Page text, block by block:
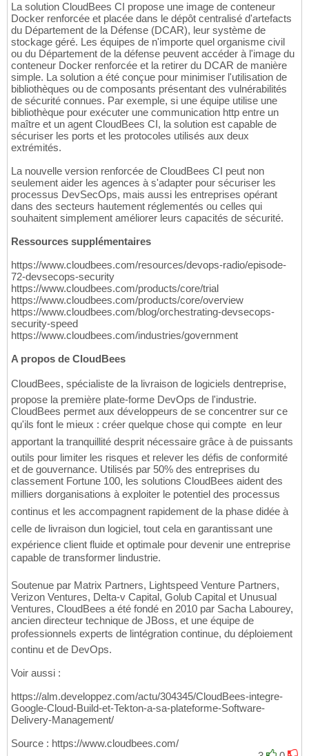
La solution CloudBees CI propose une image de conteneur
Docker renforcée et placée dans le dépôt centralisé d'artefacts
du Département de la Défense (DCAR), leur système de
stockage géré. Les équipes de n'importe quel organisme civil
ou du Département de la défense peuvent accéder à l'image du
conteneur Docker renforcée et la retirer du DCAR de manière
simple. La solution a été conçue pour minimiser l'utilisation de
bibliothèques ou de composants présentant des vulnérabilités
de sécurité connues. Par exemple, si une équipe utilise une
bibliothèque pour exécuter une communication http entre un
maître et un agent CloudBees CI, la solution est capable de
sécuriser les ports et les protocoles utilisés aux deux
extrémités.
La nouvelle version renforcée de CloudBees CI peut non
seulement aider les agences à s'adapter pour sécuriser les
processus DevSecOps, mais aussi les entreprises opérant
dans des secteurs hautement réglementés ou celles qui
souhaitent simplement améliorer leurs capacités de sécurité.
Ressources supplémentaires
https://www.cloudbees.com/resources/devops-radio/episode-
72-devsecops-security
https://www.cloudbees.com/products/core/trial
https://www.cloudbees.com/products/core/overview
https://www.cloudbees.com/blog/orchestrating-devsecops-
security-speed
https://www.cloudbees.com/industries/government
A propos de CloudBees
CloudBees, spécialiste de la livraison de logiciels dentreprise,
propose la première plate-forme DevOps de l'industrie.
CloudBees permet aux développeurs de se concentrer sur ce
qu'ils font le mieux : créer quelque chose qui compte  en leur
apportant la tranquillité desprit nécessaire grâce à de puissants
outils pour limiter les risques et relever les défis de conformité
et de gouvernance. Utilisés par 50% des entreprises du
classement Fortune 100, les solutions CloudBees aident des
milliers dorganisations à exploiter le potentiel des processus
continus et les accompagnent rapidement de la phase didée à
celle de livraison dun logiciel, tout cela en garantissant une
expérience client fluide et optimale pour devenir une entreprise
capable de transformer lindustrie.
Soutenue par Matrix Partners, Lightspeed Venture Partners,
Verizon Ventures, Delta-v Capital, Golub Capital et Unusual
Ventures, CloudBees a été fondé en 2010 par Sacha Labourey,
ancien directeur technique de JBoss, et une équipe de
professionnels experts de lintégration continue, du déploiement
continu et de DevOps.
Voir aussi :
https://alm.developpez.com/actu/304345/CloudBees-integre-
Google-Cloud-Build-et-Tekton-a-sa-plateforme-Software-
Delivery-Management/
Source : https://www.cloudbees.com/